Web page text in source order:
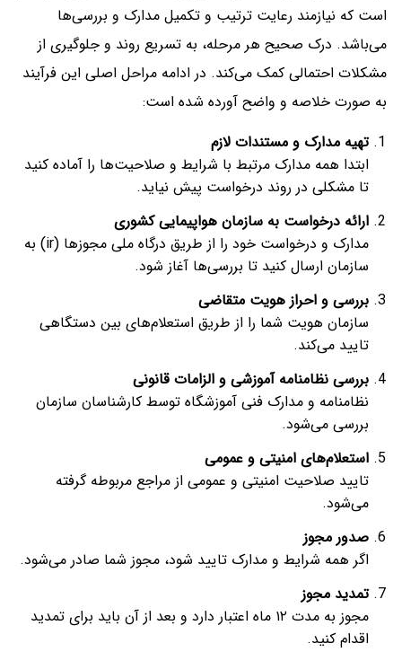
است که نیازمند رعایت ترتیب و تکمیل مدارک و بررسی‌ها
می‌باشد. درک صحیح هر مرحله، به تسریع روند و جلوگیری از
مشکلات احتمالی کمک می‌کند. در ادامه مراحل اصلی این فرآیند
به صورت خلاصه و واضح آورده شده است:
تهیه مدارک و مستندات لازم
ابتدا همه مدارک مرتبط با شرایط و صلاحیت‌ها را آماده کنید
تا مشکلی در روند درخواست پیش نیاید.
ارائه درخواست به سازمان هواپیمایی کشوری
مدارک و درخواست خود را از طریق درگاه ملی مجوزها (ir) به
سازمان ارسال کنید تا بررسی‌ها آغاز شود.
بررسی و احراز هویت متقاضی
سازمان هویت شما را از طریق استعلام‌های بین دستگاهی
تایید می‌کند.
بررسی نظامنامه آموزشی و الزامات قانونی
نظامنامه و مدارک فنی آموزشگاه توسط کارشناسان سازمان
بررسی می‌شود.
استعلام‌های امنیتی و عمومی
تایید صلاحیت امنیتی و عمومی از مراجع مربوطه گرفته
می‌شود.
صدور مجوز
اگر همه شرایط و مدارک تایید شود، مجوز شما صادر می‌شود.
تمدید مجوز
مجوز به مدت ۱۲ ماه اعتبار دارد و بعد از آن باید برای تمدید
اقدام کنید.